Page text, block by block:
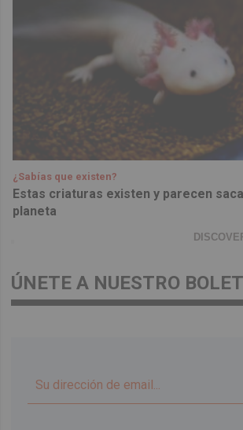
¿Sabías que existen?
Estas criaturas existen y parecen
planeta
ÚNETE A NUESTRO